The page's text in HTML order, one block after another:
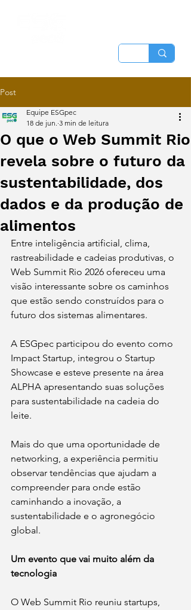
Post
O que o Web Summit Rio
revela sobre o futuro da
sustentabilidade, dos
dados e da produção de
alimentos
Equipe ESGpec
18 de jun. 3 min de leitura
Entre inteligência artificial, clima,
rastreabilidade e cadeias produtivas, o
Web Summit Rio 2026 ofereceu uma
visão interessante sobre os caminhos
que estão sendo construídos para o
futuro dos sistemas alimentares.
A ESGpec participou do evento como
Impact Startup, integrou o Startup
Showcase e esteve presente na área
ALPHA apresentando suas soluções
para sustentabilidade na cadeia do
leite.
Mais do que uma oportunidade de
networking, a experiência permitiu
observar tendências que ajudam a
compreender para onde estão
caminhando a inovação, a
sustentabilidade e o agronegócio
global.
Um evento que vai muito além da
tecnologia
O Web Summit Rio reuniu startups,